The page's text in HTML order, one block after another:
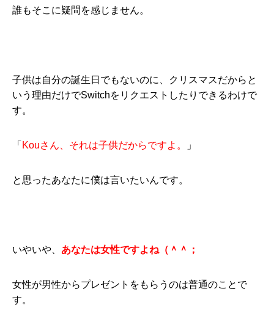
誰もそこに疑問を感じません。
子供は自分の誕生日でもないのに、クリスマスだからと
いう理由だけでSwitchをリクエストしたりできるわけで
す。
「 Kouさん、それは子供だからですよ。 」
と思ったあなたに僕は言いたいんです。
いやいや、 あなたは女性ですよね（＾＾；
女性が男性からプレゼントをもらうのは普通のことで
す。